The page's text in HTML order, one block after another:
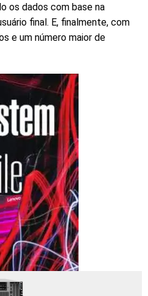
os dados com base na
final. E, finalmente, com
e um número maior de